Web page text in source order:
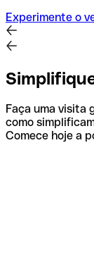
Experimente o
Faça uma visita
como
Comece hoje a